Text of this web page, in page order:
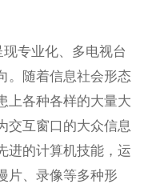
专业化、多电视台
。随着信息社会形态
上各种各样的大量大
交互窗口的大众信息
进的计算机技能，运
片、录像等多种形